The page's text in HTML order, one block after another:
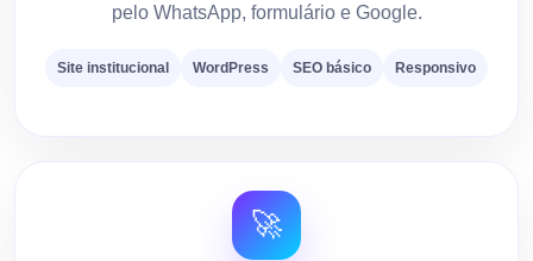
pelo WhatsApp, formulário e Google.
Site institucional WordPress SEO básico Responsivo
🚀